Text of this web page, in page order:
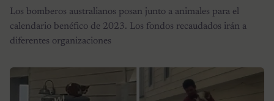
Los bomberos australianos posan junto a animales para el
calendario benéfico de 2023. Los fondos recaudados irán a
diferentes organizaciones